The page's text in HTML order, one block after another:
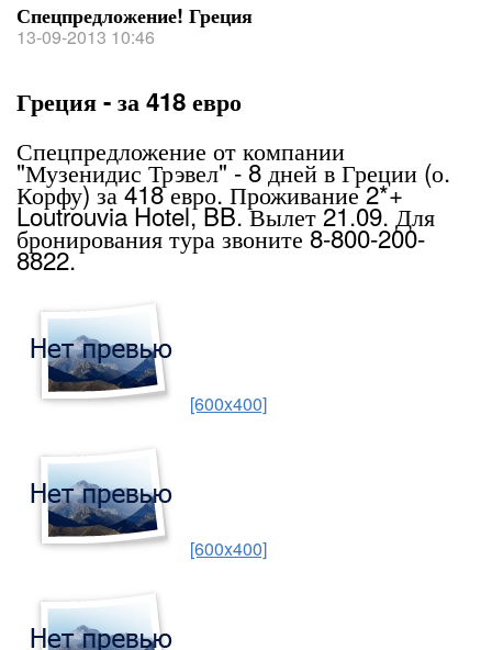
Спецпредложение! Греция
13-09-2013 10:46
Греция - за 418 евро
Спецпредложение от компании
"Музенидис Трэвел" - 8 дней в Греции (о.
Корфу) за 418 евро. Проживание 2*+
Loutrouvia Hotel, BB. Вылет 21.09. Для
бронирования тура звоните 8-800-200-
8822.
[600x400]
[600x400]